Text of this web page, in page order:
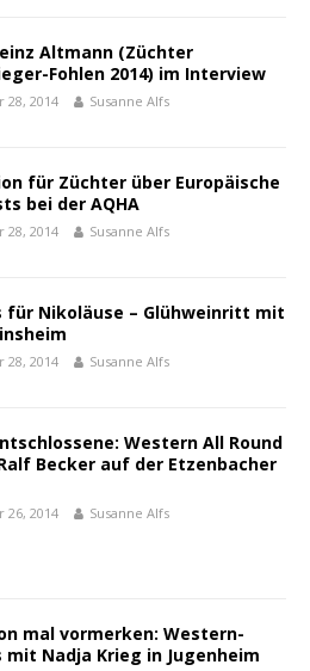
Altmann (Züchter
Fohlen 2014) im Interview
28, 2014 Susanne Alfs
für Züchter über Europäische
bei der AQHA
28, 2014 Susanne Alfs
für Nikoläuse – Glühweinritt mit
28, 2014 Susanne Alfs
Western All Round
Becker auf der Etzenbacher
26, 2014 Susanne Alfs
mal vormerken: Western-
mit Nadja Krieg in Jugenheim